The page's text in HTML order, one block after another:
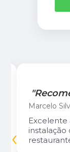
Marcelo
Excelente
instalação
‹